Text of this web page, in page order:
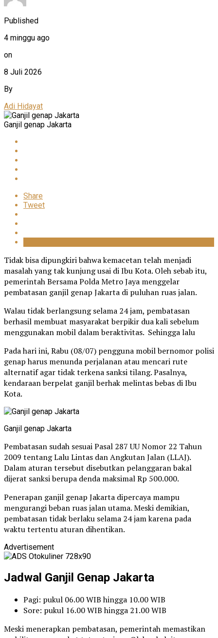
Published
4 minggu ago
on
8 Juli 2026
By
Adi Hidayat
Ganjil genap Jakarta
Share
Tweet
Tidak bisa dipungkiri bahwa kemacetan telah menjadi
masalah yang tak kunjung usai di Ibu Kota. Oleh sebab itu,
pemerintah Bersama Polda Metro Jaya menggelar
pembatasan ganjil genap Jakarta di puluhan ruas jalan.
Walau tidak berlangsung selama 24 jam, pembatasan
berhasil membuat masyarakat berpikir dua kali sebelum
menggunakan mobil dalam beraktivitas. Sehingga lalu
Pada hari ini, Rabu (08/07) pengguna mobil bernomor polisi
genap harus menunda perjalanan atau mencari rute
alternatif agar tidak terkena sanksi tilang. Pasalnya,
kendaraan berpelat ganjil berhak melintas bebas di Ibu
Kota.
Ganjil genap Jakarta
Pembatasan sudah sesuai Pasal 287 UU Nomor 22 Tahun
2009 tentang Lalu Lintas dan Angkutan Jalan (LLAJ).
Dalam aturan tersebut disebutkan pelanggaran bakal
dijerat sanksi berupa denda maksimal Rp 500.000.
Penerapan ganjil genap Jakarta dipercaya mampu
mengurangi beban ruas jalan utama. Meski demikian,
pembatasan tidak berlaku selama 24 jam karena pada
waktu tertentu aturan dihentikan.
Advertisement
Jadwal Ganjil Genap Jakarta
Pagi: pukul 06.00 WIB hingga 10.00 WIB
Sore: pukul 16.00 WIB hingga 21.00 WIB
Meski menerapkan pembatasan, pemerintah memastikan